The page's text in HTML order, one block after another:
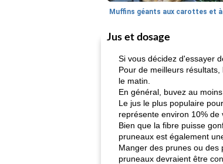
Jus et dosage
Si vous décidez d'essayer
Pour de meilleurs
le matin.
En général, buvez au
Le jus le plus populaire
représente environ 10% de
Bien que la fibre puisse
pruneaux est également
Manger des prunes ou des
pruneaux devraient être